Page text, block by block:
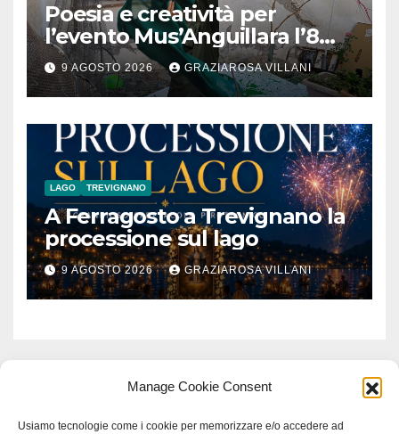
Manage Cookie Consent
Usiamo tecnologie come i cookie per memorizzare e/o accedere ad
Poesia e creatività per
l’evento Mus’Anguillara l’8
agosto 2026 al Museo
Contadino
9 AGOSTO 2026 GRAZIAROSA VILLANI
LAGO TREVIGNANO
A Ferragosto a Trevignano la
processione sul lago
9 AGOSTO 2026 GRAZIAROSA VILLANI